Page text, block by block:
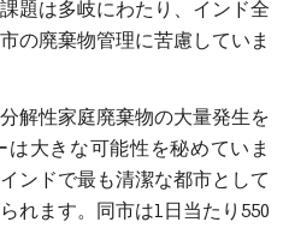
題は多岐にわたり、インド全
の廃棄物管理に苦慮していま
解性家庭廃棄物の大量発生を
大きな可能性を秘めていま
ンドで最も清潔な都市として
れます。同市は1日当たり550